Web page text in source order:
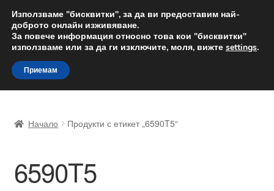
ДОСТАВКА от 12 лв.
Доставка по целия свят
Skip
to
navigation
Skip
to
content
Доставка по целия свят
Жалби
Начало Продукти с етикет „6590T5“
6590T5
Използваме "бисквитки", за да ви предоставим най-
доброто онлайн изживяване.
За повече информация относно това кои "бисквитки"
използваме или за да ги изключите, моля, вижте settings.
Приемам